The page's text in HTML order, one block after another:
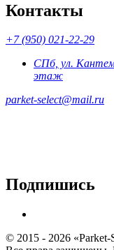
Контакты
+7 (950) 021-22-29
СПб, ул.
этаж
parket-select@mail.ru
Подпишись
© 2015 - 2026